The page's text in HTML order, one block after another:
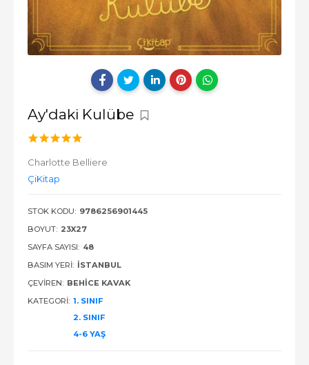
Ay'daki Kulübe
Charlotte Belliere
ÇiKitap
STOK KODU: 9786256901445
BOYUT: 23X27
SAYFA SAYISI: 48
BASIM YERI: İSTANBUL
ÇEVIREN: BEHICE KAVAK
KATEGORI: 1. SINIF
2. SINIF
4-6 YAŞ